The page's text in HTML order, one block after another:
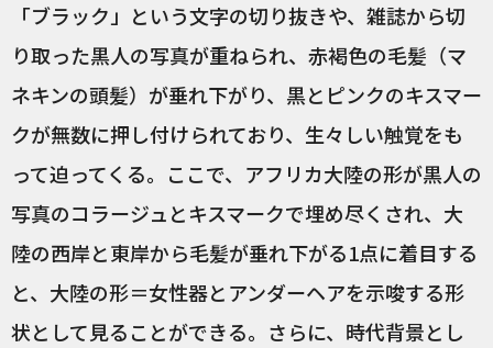
「ブラック」という文字の切り抜きや、雑誌から切
り取った黒人の写真が重ねられ、赤褐色の毛髪（マ
ネキンの頭髪）が垂れ下がり、黒とピンクのキスマー
クが無数に押し付けられており、生々しい触覚をも
って迫ってくる。ここで、アフリカ大陸の形が黒人の
写真のコラージュとキスマークで埋め尽くされ、大
陸の西岸と東岸から毛髪が垂れ下がる1点に着目する
と、大陸の形＝女性器とアンダーヘアを示唆する形
状として見ることができる。さらに、時代背景とし